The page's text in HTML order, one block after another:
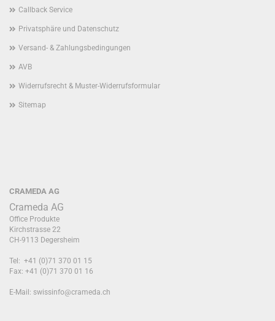
Callback Service
Privatsphäre und Datenschutz
Versand- & Zahlungsbedingungen
AVB
Widerrufsrecht & Muster-Widerrufsformular
Sitemap
CRAMEDA AG
Crameda AG
Office Produkte
Kirchstrasse 22
CH-9113 Degersheim
Tel: +41 (0)71 370 01 15
Fax: +41 (0)71 370 01 16
E-Mail: swissinfo@crameda.ch